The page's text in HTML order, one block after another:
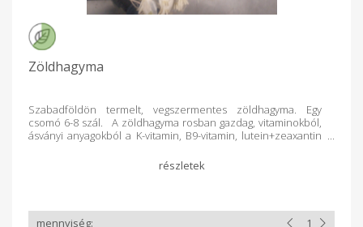
Zöldhagyma
Szabadföldön termelt, vegszermentes zöldhagyma. Egy
csomó 6-8 szál. A zöldhagyma rosban gazdag, vitaminokból,
ásványi anyagokból a K-vitamin, B9-vitamin, lutein+zeaxantin
vitamin tartalma sem elhanyagolható.